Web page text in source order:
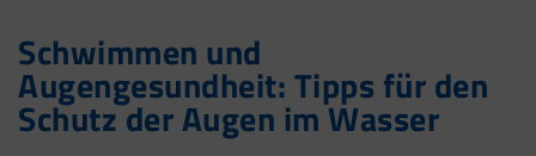
Schwimmen und
Augengesundheit: Tipps für den
Schutz der Augen im Wasser